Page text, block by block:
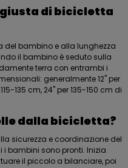
di bicicletta
del bambino e alla lunghezza
il bambino è seduto sulla
terra con entrambi i
generalmente 12" per
135 cm, 24" per 135-150 cm di
dalla bicicletta?
sicurezza e coordinazione del
i bambini sono pronti. Inizia
il piccolo a bilanciare, poi